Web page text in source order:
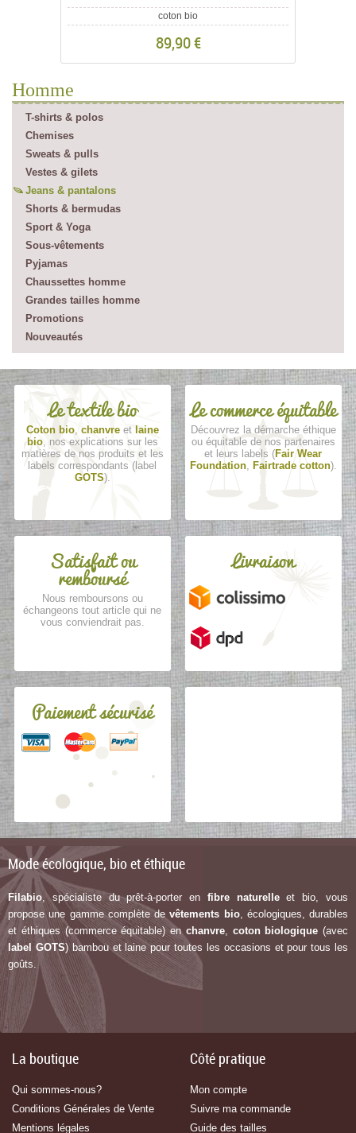
coton bio
89,90 €
Homme
T-shirts & polos
Chemises
Sweats & pulls
Vestes & gilets
Jeans & pantalons
Shorts & bermudas
Sport & Yoga
Sous-vêtements
Pyjamas
Chaussettes homme
Grandes tailles homme
Promotions
Nouveautés
Le textile bio
Coton bio, chanvreet laine
bio, nos explications sur les
matières de nos produits et les
labels correspondants (label
GOTS).
Le commerce équitable
Découvrez la démarche éthique
ou équitable de nos partenaires
et leurs labels (Fair Wear
Foundation, Fairtrade cotton).
Satisfait ou
remboursé
Nous remboursons ou
échangeons tout article qui ne
vous conviendrait pas.
Livraison
Paiement sécurisé
Mode écologique, bio et éthique
Filabio , spécialiste du prêt-à-porter en fibre naturelleet bio, vous
propose une gamme complète devêtements bio, écologiques, durables
et éthiques (commerce équitable) en chanvre, coton biologique (avec
label GOTS) bambou et laine pour toutes les occasions et pour tous les
goûts.
La boutique
Qui sommes-nous?
Conditions Générales de Vente
Mentions légales
Côté pratique
Mon compte
Suivre ma commande
Guide des tailles